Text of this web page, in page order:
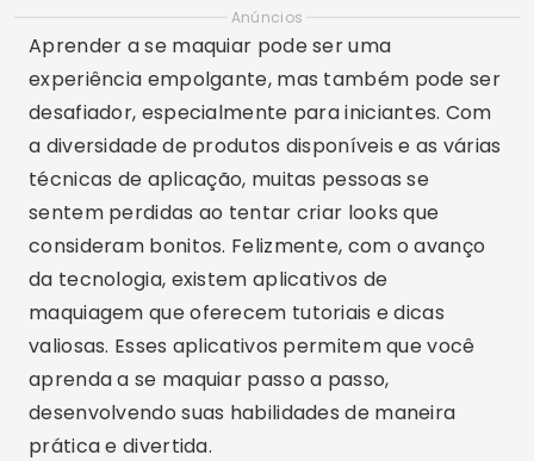
Anúncios
Aprender a se maquiar pode ser uma
experiência empolgante, mas também pode ser
desafiador, especialmente para iniciantes. Com
a diversidade de produtos disponíveis e as várias
técnicas de aplicação, muitas pessoas se
sentem perdidas ao tentar criar looks que
consideram bonitos. Felizmente, com o avanço
da tecnologia, existem aplicativos de
maquiagem que oferecem tutoriais e dicas
valiosas. Esses aplicativos permitem que você
aprenda a se maquiar passo a passo,
desenvolvendo suas habilidades de maneira
prática e divertida.